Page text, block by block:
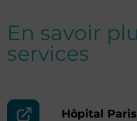
En savoir
services
Hôpital